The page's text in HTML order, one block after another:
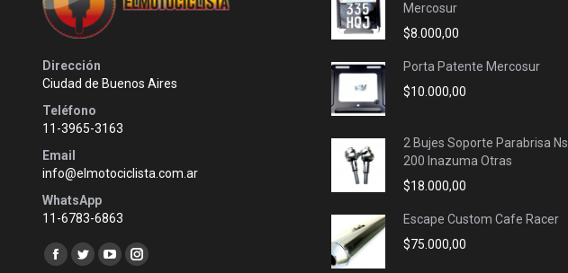
Dirección
Ciudad de Buenos Aires
Teléfono
11-3965-3163
Email
info@elmotociclista.com.ar
WhatsApp
11-6783-6863
Encuéntranos en:
Facebook
TwitterYouTubeInstagram
Mercosur
$8.000,00
Porta Patente Mercosur
$10.000,00
2 Bujes Soporte Parabrisa Ns
200 Inazuma Otras
$18.000,00
Escape Custom Cafe Racer
$75.000,00